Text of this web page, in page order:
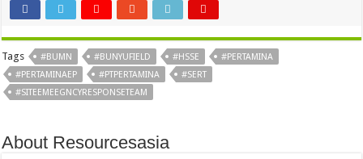
Tags #BUMN #BUNYUFIELD #HSSE
#PERTAMINA
#PERTAMINAEP
#PTPERTAMINA
#SERT
#SITEEMEEGNCYRESPONSETEAM
About Resourcesasia